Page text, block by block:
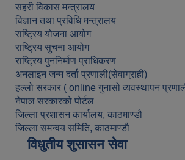
सहरी विकास मन्त्रालय
विज्ञान तथा प्रविधि मन्त्रालय
राष्ट्रिय योजना आयोग
राष्ट्रिय सुचना आयोग
राष्ट्रिय पुननिर्माण प्राधिकरण
अनलाइन जन्म दर्ता प्रणाली(सेवाग्राही)
हल्लो सरकार ( online गुनासो व्यवस्थापन
नेपाल सरकारको पोर्टल
जिल्ला प्रशासन कार्यालय, काठमाण्डौ
जिल्ला समन्वय समिति, काठमाण्डौ
विधुतीय शुसासन सेवा